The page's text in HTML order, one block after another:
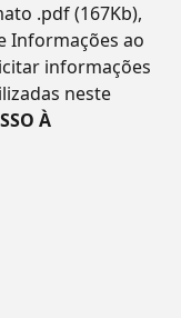
.pdf (167Kb),
Informações ao
informações
neste
À